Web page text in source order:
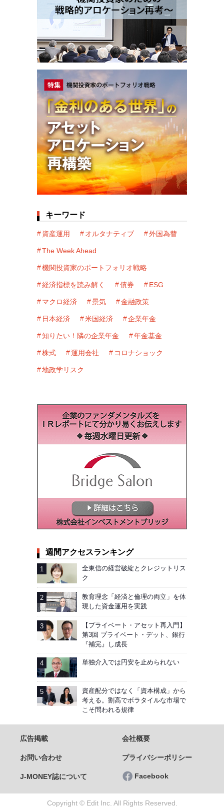
キーワード
資産運用 オルタナティブ 外国為替
The Week Ahead
機関投資家のポートフォリオ戦略
経済指標を読み解く 債券 ESG
マクロ経済 景気 金融政策
日本経済 米国経済 企業年金
知りたい！隣の企業年金 年金基金
株式 運用会社 コロナショック
地政学リスク
週間アクセスランキング
全東信の経営破綻とクレジットリス
ク
教育理念「経済と倫理の両立」を体
現した資金運用を実践
【プライベート・アセット再入門】
第3回 プライベート・デット、銀行
『補完』し成長
単独介入では円安を止められない
資産配分ではなく「資本構成」から
考える。割高でボラタイルな市場で
こそ問われる規律
広告掲載 会社概要
お問い合わせ プライバシーポリシー
J-MONEY誌について Facebook
Copyright © Edit Inc. All Rights Reserved.